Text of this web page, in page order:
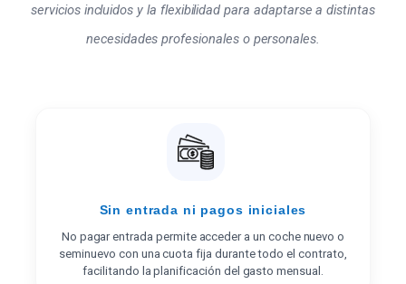
servicios incluidos y la flexibilidad para adaptarse a distintas
necesidades profesionales o personales.
Sin entrada ni pagos iniciales
No pagar entrada permite acceder a un coche nuevo o
seminuevo con una cuota fija durante todo el contrato,
facilitando la planificación del gasto mensual.